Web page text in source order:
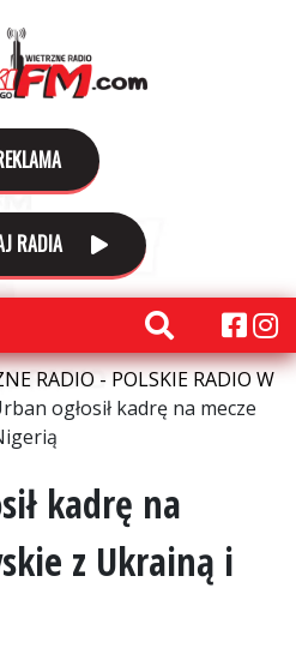
RADIA
RADIO - POLSKIE RADIO W
ogłosił kadrę na mecze
kadrę na
z Ukrainą i